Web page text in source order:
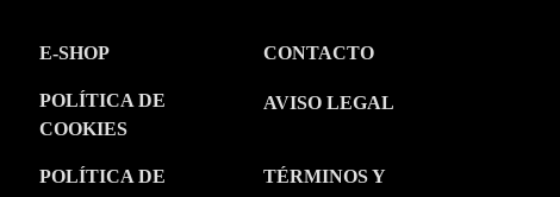
E-SHOP CONTACTO
POLÍTICA DE
COOKIES
AVISO LEGAL
POLÍTICA DE
TÉRMINOS Y